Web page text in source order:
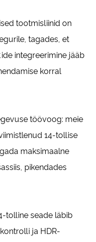
tootmisliinid on
tagades, et
integreerimine jääb
korral
töövoog: meie
14-tollise
maksimaalne
pikendades
tolline seade läbib
ja HDR-